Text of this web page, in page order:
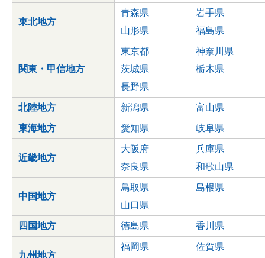
東北地方
青森県
岩手県
山形県
福島県
関東・甲信地方
東京都
神奈川県
茨城県
栃木県
長野県
北陸地方 新潟県 富山県
東海地方 愛知県 岐阜県
近畿地方
大阪府
兵庫県
奈良県
和歌山県
中国地方
鳥取県
島根県
山口県
四国地方 徳島県 香川県
九州地方
福岡県
佐賀県